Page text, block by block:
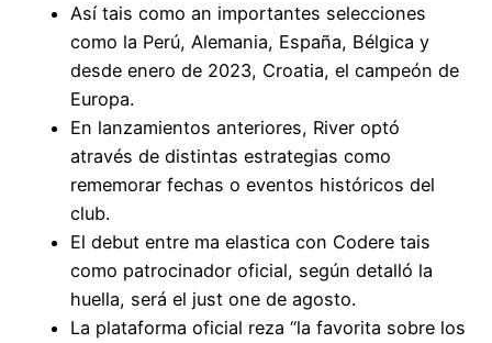
Así tais como an importantes selecciones
como la Perú, Alemania, España, Bélgica y
desde enero de 2023, Croatia, el campeón de
Europa.
En lanzamientos anteriores, River optó
através de distintas estrategias como
rememorar fechas o eventos históricos del
club.
El debut entre ma elastica con Codere tais
como patrocinador oficial, según detalló la
huella, será el just one de agosto.
La plataforma oficial reza “la favorita sobre los